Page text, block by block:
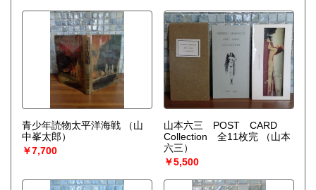
青少年読物太平洋海戦
（山
中峯太郎）
￥7,700
山本六三 POST CARD
Collection 全11枚完
（山本
六三）
￥5,500